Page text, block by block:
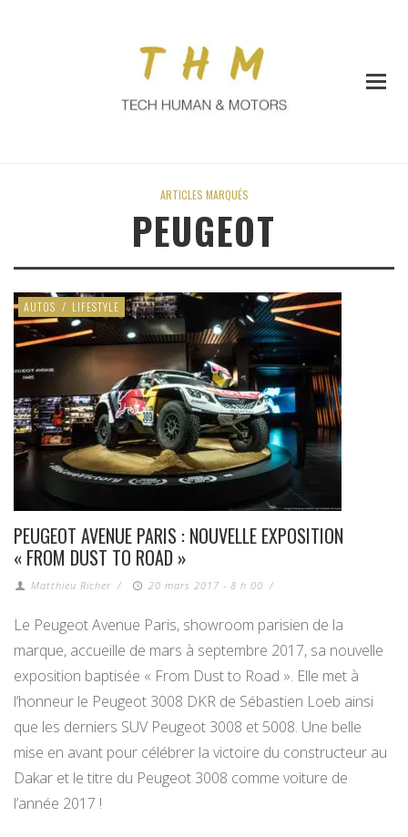
ARTICLES MARQUÉS
PEUGEOT
AUTOS / LIFESTYLE
PEUGEOT AVENUE PARIS : NOUVELLE EXPOSITION
« FROM DUST TO ROAD »
Matthieu Richer / 20 mars 2017 - 8 h 00 /
Le Peugeot Avenue Paris, showroom parisien de la
marque, accueille de mars à septembre 2017, sa nouvelle
exposition baptisée « From Dust to Road ». Elle met à
l’honneur le Peugeot 3008 DKR de Sébastien Loeb ainsi
que les derniers SUV Peugeot 3008 et 5008. Une belle
mise en avant pour célébrer la victoire du constructeur au
Dakar et le titre du Peugeot 3008 comme voiture de
l’année 2017 !